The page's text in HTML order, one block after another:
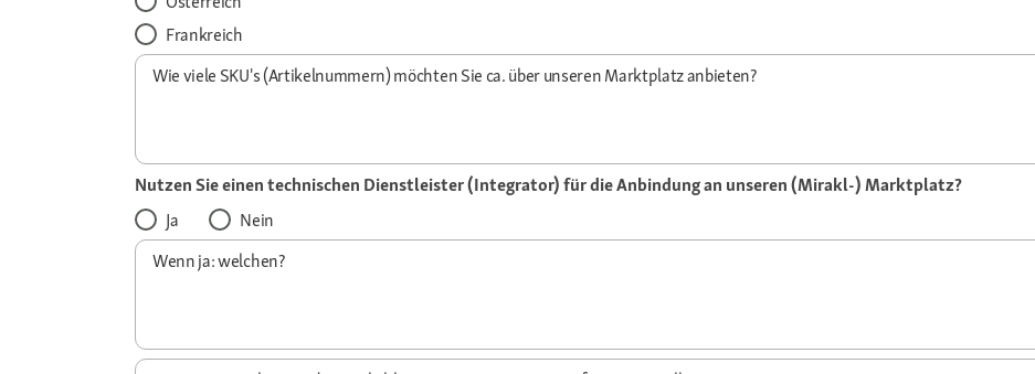
Frankreich
Wie viele SKU's (Artikelnummern) möchten Sie ca. über unseren Marktplatz anbieten?
Nutzen Sie einen technischen Dienstleister (Integrator) für die Anbindung an unseren (Mirakl-) Marktplatz?
Ja
Nein
Wenn ja: welchen?